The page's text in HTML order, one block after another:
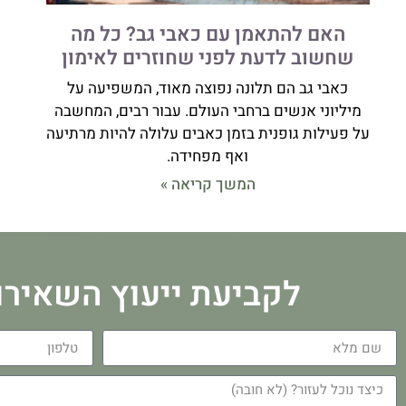
האם להתאמן עם כאבי גב? כל מה
שחשוב לדעת לפני שחוזרים לאימון
כאבי גב הם תלונה נפוצה מאוד, המשפיעה על
מיליוני אנשים ברחבי העולם. עבור רבים, המחשבה
על פעילות גופנית בזמן כאבים עלולה להיות מרתיעה
ואף מפחידה.
המשך קריאה »
לקביעת ייעוץ